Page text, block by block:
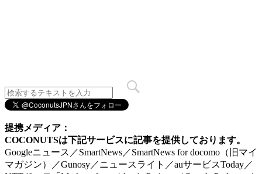
提携メディア：
COCONUTSは下記サービスに記事を提供しております。
Googleニュース／SmartNews／SmartNews for docomo（旧マイ
マガジン）／Gunosy／ニュースライト／auサービスToday／